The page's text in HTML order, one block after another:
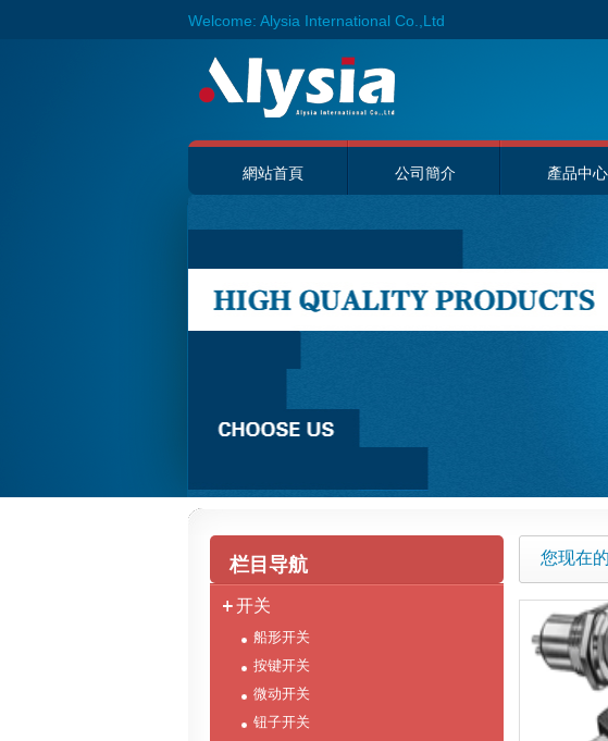
Welcome: Alysia International Co.,Ltd
網站首頁 公司簡介 產品中心
栏目导航
开关
船形开关
按键开关
微动开关
钮子开关
您现在